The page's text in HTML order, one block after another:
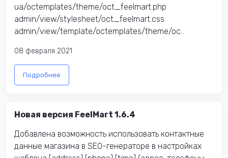
ua/octemplates/theme/oct_feelmart.php
admin/view/stylesheet/oct_feelmart.css
admin/view/template/octemplates/theme/oc..
08 февраля 2021
Подробнее
Новая версия FeelMart 1.6.4
Добавлена возможность использовать контактные
данные магазина в SEO-генераторе в настройках